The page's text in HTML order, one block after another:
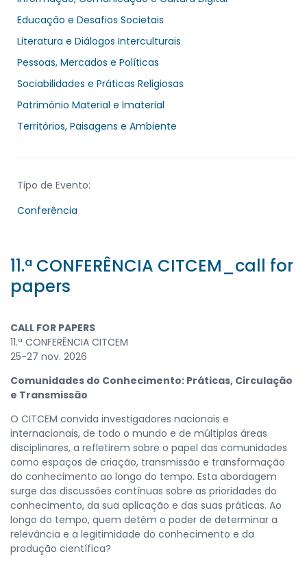
Educação e Desafios Societais
Literatura e Diálogos Interculturais
Pessoas, Mercados e Políticas
Sociabilidades e Práticas Religiosas
Património Material e Imaterial
Territórios, Paisagens e Ambiente
Tipo de Evento:
Conferência
11.ª CONFERÊNCIA CITCEM_call for
papers
CALL FOR PAPERS
11.ª CONFERÊNCIA CITCEM
25-27 nov. 2026
Comunidades do Conhecimento: Práticas, Circulação
e Transmissão
O CITCEM convida investigadores nacionais e
internacionais, de todo o mundo e de múltiplas áreas
disciplinares, a refletirem sobre o papel das comunidades
como espaços de criação, transmissão e transformação
do conhecimento ao longo do tempo. Esta abordagem
surge das discussões contínuas sobre as prioridades do
conhecimento, da sua aplicação e das suas práticas. Ao
longo do tempo, quem detém o poder de determinar a
relevância e a legitimidade do conhecimento e da
produção científica?